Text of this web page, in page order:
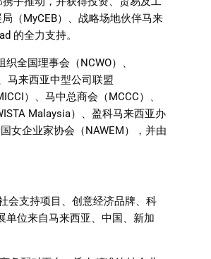
（MyCEB）、战略场地伙伴马来
的全力支持。
织全国理事会（NCWO）、
马来西亚中型公司联盟
）、马中总商会（MCCC）、
Malaysia）、盈科马来西亚办
女企业家协会（NAWEM），并由
会支持项目、创意经济品牌、科
单位来自马来西亚、中国、新加